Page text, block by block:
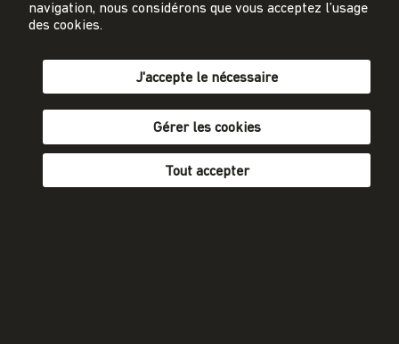
sekretariat@energie-cluster.ch
Protection des données
Mentions légales
navigation, nous considérons que vous acceptez l’usage
des cookies.
J'accepte le nécessaire
Gérer les cookies
Tout accepter